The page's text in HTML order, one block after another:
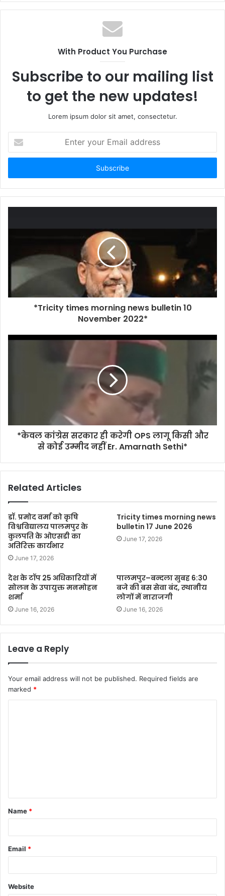
With Product You Purchase
Subscribe to our mailing list
to get the new updates!
Lorem ipsum dolor sit amet, consectetur.
your
Email
*Tricity times morning news bulletin 10
November 2022*
*केवल कांग्रेस सरकार ही करेगी OPS लागू किसी और
से कोई उम्मीद नहीं Er. Amarnath Sethi*
Related Articles
डॉ. प्रमोद वर्मा को कृषि
विश्वविद्यालय पालमपुर के
कुलपति के ओएसडी का
अतिरिक्त कार्यभार
June 17, 2026
Tricity times morning news
bulletin 17 June 2026
June 17, 2026
देश के टॉप 25 अधिकारियों में
सोलन के उपायुक्त मनमोहन
शर्मा
June 16, 2026
पालमपुर–बन्दला सुबह 6:30
बजे की बस सेवा बंद, स्थानीय
लोगों में नाराजगी
June 16, 2026
Leave a Reply
Your email address will not be published. Required fields are
marked *
Name *
Email *
Website